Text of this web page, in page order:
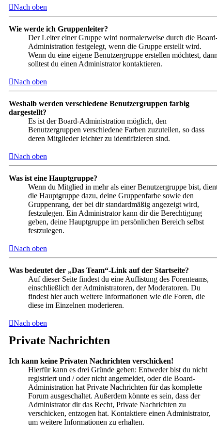
Nach oben
Wie werde ich Gruppenleiter?
Der Leiter einer Gruppe wird normalerweise durch die
Administration festgelegt, wenn die Gruppe erstellt wird.
Wenn du eine eigene Benutzergruppe erstellen möchtest,
solltest du einen Administrator kontaktieren.
Nach oben
Weshalb werden verschiedene Benutzergruppen farbig
dargestellt?
Es ist der Board-Administration möglich, den
Benutzergruppen verschiedene Farben zuzuteilen, so dass
deren Mitglieder leichter zu identifizieren sind.
Nach oben
Was ist eine Hauptgruppe?
Wenn du Mitglied in mehr als einer Benutzergruppe bist,
die Hauptgruppe dazu, deine Gruppenfarbe sowie den
Gruppenrang, der bei dir standardmäßig angezeigt wird,
festzulegen. Ein Administrator kann dir die Berechtigung
geben, deine Hauptgruppe im persönlichen Bereich selbst
festzulegen.
Nach oben
Was bedeutet der „Das Team“-Link auf der Startseite?
Auf dieser Seite findest du eine Auflistung des Forenteams,
einschließlich der Administratoren, der Moderatoren. Du
findest hier auch weitere Informationen wie die Foren, die
diese im Einzelnen moderieren.
Nach oben
Private Nachrichten
Ich kann keine Privaten Nachrichten verschicken!
Hierfür kann es drei Gründe geben: Entweder bist du nicht
registriert und / oder nicht angemeldet, oder die Board-
Administration hat Private Nachrichten für das komplette
Forum ausgeschaltet. Außerdem könnte es sein, dass der
Administrator dir das Recht, Private Nachrichten zu
verschicken, entzogen hat. Kontaktiere einen Administrator,
um weitere Informationen zu erhalten.